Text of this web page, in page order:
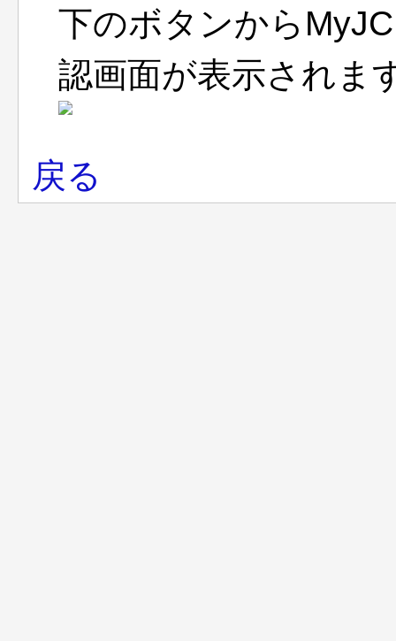
下のボタンから
認画面が表示されま
戻る